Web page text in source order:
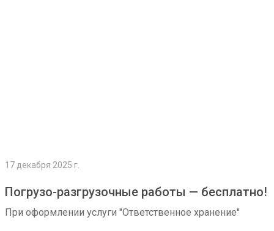
17 декабря 2025 г.
Погрузо-разгрузочные работы — бесплатно!
При оформлении услуги "Ответственное хранение"